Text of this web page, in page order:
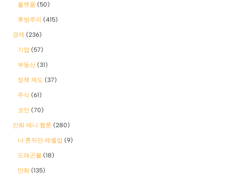
플랫폼 (50)
후방주의 (415)
경제 (236)
기업 (57)
부동산 (31)
정책 제도 (37)
주식 (61)
코인 (70)
만화 애니 웹툰 (280)
나 혼자만 레벨업 (9)
드래곤볼 (18)
만화 (135)